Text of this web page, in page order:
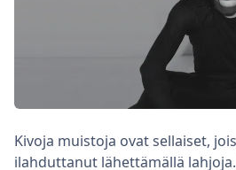
Kivoja muistoja ovat sellaiset,
ilahduttanut lähettämällä